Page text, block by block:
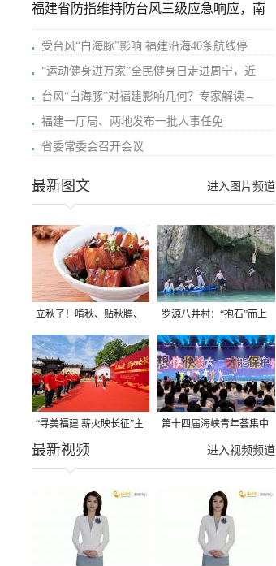
福建省防指维持防台风三级应急响应，南
受台风“白海豚”影响 福建沿海40条航线停
“运动健身进万家”全民健身日走进周宁，近
台风“白海豚”对福建影响几何？专家解读→
福建一厅局、两地发布一批人事任免
省委常委会召开会议
进入图片频道
最新图文
立秋了！啃秋、贴秋膘、
晒秋，福建人这样过才够
味→
罗源八井村：“抱石”而上
“寻美福建 薪火映长征”主
题活动在龙岩长汀启动
第十四届海峡青年荟集中
阶段活动在福州举行
进入视频频道
最新视频